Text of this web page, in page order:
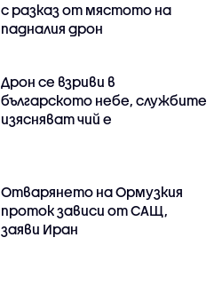
с разказ от мястото на
падналия дрон
Дрон се взриви в
българското небе, службите
изясняват чий е
Отварянето на Ормузкия
проток зависи от САЩ,
заяви Иран